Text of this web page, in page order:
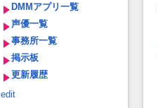
DMMアプリ一覧
声優一覧
事務所一覧
掲示板
更新履歴
edit